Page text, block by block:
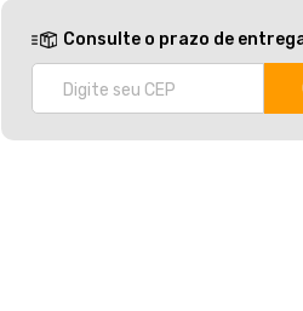
Consulte o prazo de